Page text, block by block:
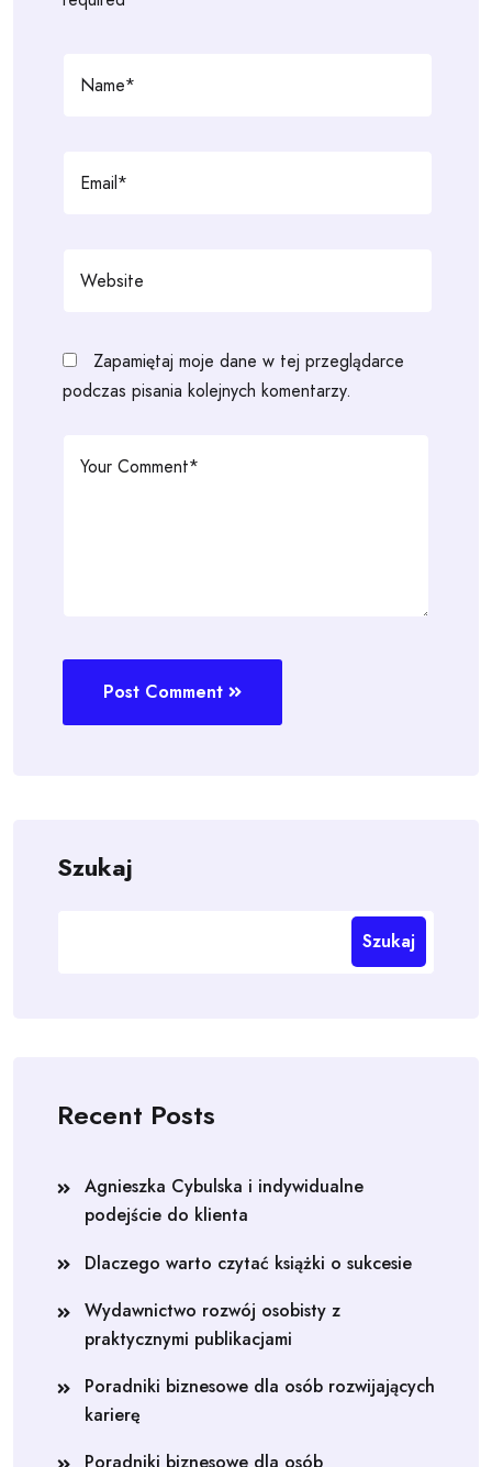
Zapamiętaj moje dane w tej przeglądarce
podczas pisania kolejnych komentarzy.
Post Comment
Szukaj
Szukaj
Recent Posts
Agnieszka Cybulska i indywidualne
podejście do klienta
Dlaczego warto czytać książki o sukcesie
Wydawnictwo rozwój osobisty z
praktycznymi publikacjami
Poradniki biznesowe dla osób rozwijających
karierę
Poradniki biznesowe dla osób